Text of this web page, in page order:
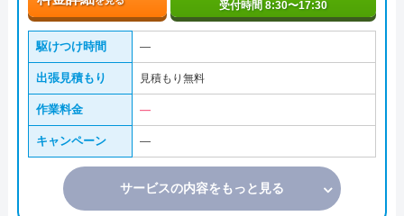
受付時間 8:30〜17:30
駆けつけ時間 ―
出張見積もり 見積もり無料
作業料金 ―
キャンペーン ―
サービスの内容をもっと見る